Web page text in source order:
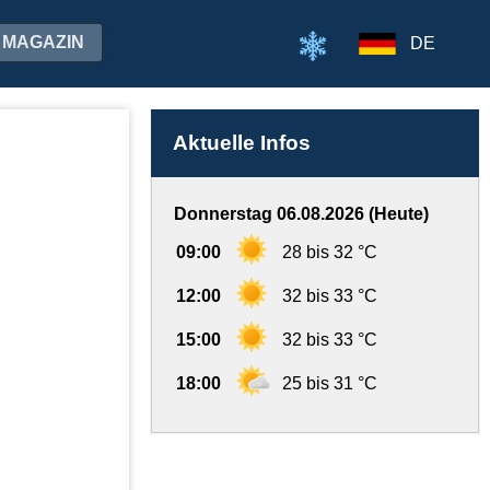
MAGAZIN DE
Aktuelle Infos
Donnerstag 06.08.2026 (Heute)
09:00 28 bis 32 °C
12:00 32 bis 33 °C
15:00 32 bis 33 °C
18:00 25 bis 31 °C